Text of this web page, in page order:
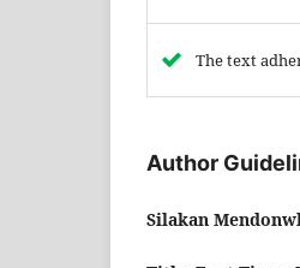
The text
Author
Silakan